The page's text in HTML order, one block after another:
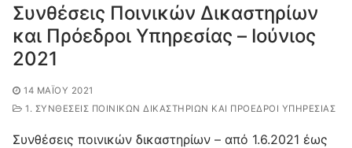
Συνθέσεις Ποινικών Δικαστηρίων
και Πρόεδροι Υπηρεσίας – Ιούνιος
2021
14 ΜΑΪ́ΟΥ 2021
1. ΣΥΝΘΈΣΕΙΣ ΠΟΙΝΙΚΏΝ ΔΙΚΑΣΤΗΡΊΩΝ ΚΑΙ ΠΡΌΕΔΡΟΙ ΥΠΗΡΕΣΊΑΣ
Συνθέσεις ποινικών δικαστηρίων – από 1.6.2021 έως